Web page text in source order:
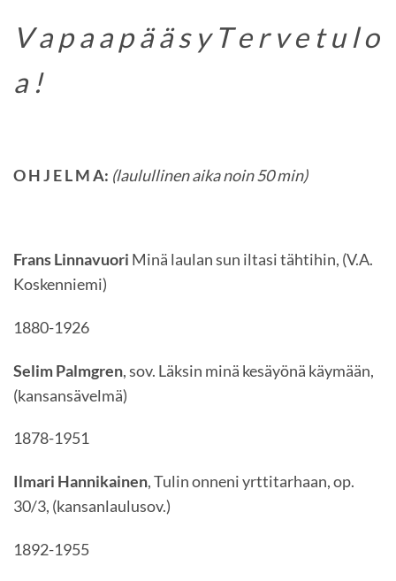
V a p a a p ä ä s y T e r v e t u l o
a !
O H J E L M A: (laulullinen aika noin 50 min)
Frans Linnavuori Minä laulan sun iltasi tähtihin, (V.A.
Koskenniemi)
1880-1926
Selim Palmgren, sov. Läksin minä kesäyönä käymään,
(kansansävelmä)
1878-1951
Ilmari Hannikainen, Tulin onneni yrttitarhaan, op.
30/3, (kansanlaulusov.)
1892-1955